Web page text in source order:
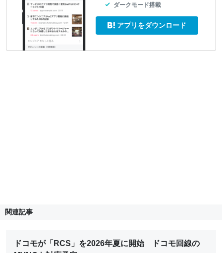
ダークモード搭載
アプリをダウンロード
関連記事
ドコモが「RCS」を2026年夏に開始 ドコモ回線の